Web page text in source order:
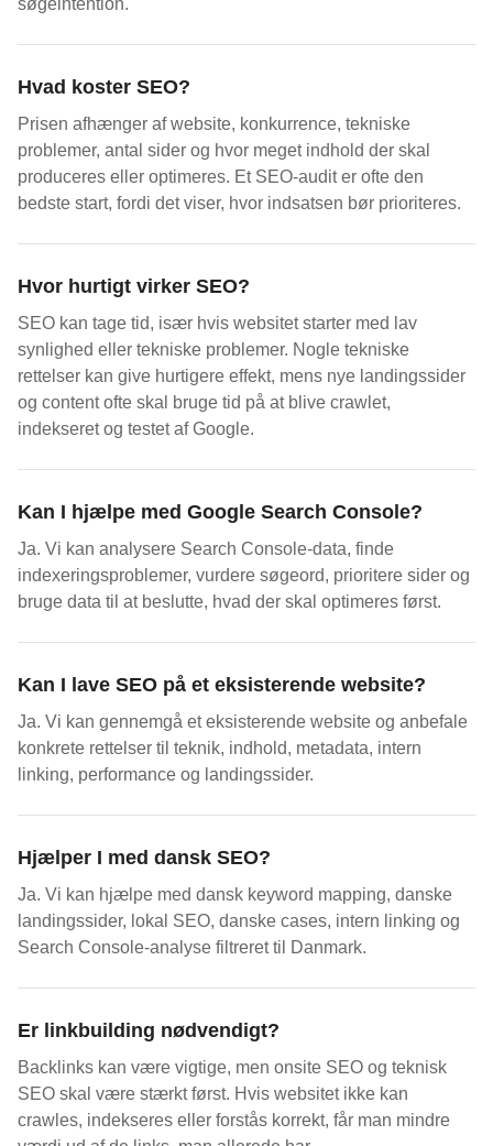
søgeintention.
Hvad koster SEO?
Prisen afhænger af website, konkurrence, tekniske
problemer, antal sider og hvor meget indhold der skal
produceres eller optimeres. Et SEO-audit er ofte den
bedste start, fordi det viser, hvor indsatsen bør prioriteres.
Hvor hurtigt virker SEO?
SEO kan tage tid, især hvis websitet starter med lav
synlighed eller tekniske problemer. Nogle tekniske
rettelser kan give hurtigere effekt, mens nye landingssider
og content ofte skal bruge tid på at blive crawlet,
indekseret og testet af Google.
Kan I hjælpe med Google Search Console?
Ja. Vi kan analysere Search Console-data, finde
indexeringsproblemer, vurdere søgeord, prioritere sider og
bruge data til at beslutte, hvad der skal optimeres først.
Kan I lave SEO på et eksisterende website?
Ja. Vi kan gennemgå et eksisterende website og anbefale
konkrete rettelser til teknik, indhold, metadata, intern
linking, performance og landingssider.
Hjælper I med dansk SEO?
Ja. Vi kan hjælpe med dansk keyword mapping, danske
landingssider, lokal SEO, danske cases, intern linking og
Search Console-analyse filtreret til Danmark.
Er linkbuilding nødvendigt?
Backlinks kan være vigtige, men onsite SEO og teknisk
SEO skal være stærkt først. Hvis websitet ikke kan
crawles, indekseres eller forstås korrekt, får man mindre